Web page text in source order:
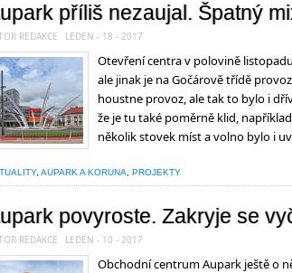
příliš nezaujal. Špatný
REDAKCE LEDEN - 18 - 2017
Otevření centra v polovině
ale jinak je na Gočárově třídě
houstne provoz, ale tak to bylo i
že je tu také poměrně klid,
několik stovek míst a volno bylo i
, AUPARK A KORUNA PROJEKTY
povyroste. Zakryje se
REDAKCE LEDEN - 10 - 2017
Obchodní centrum Aupark ještě o